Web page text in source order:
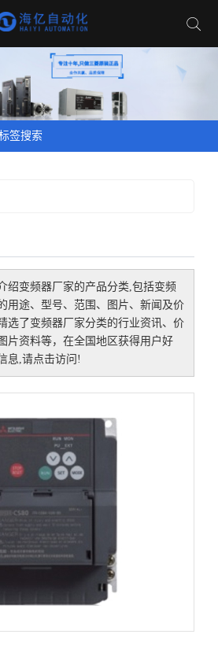
签搜索
绍变频器厂家的产品分类,包括变频
用途、型号、范围、图片、新闻及价
选了 变频器厂家分类的行业资讯、价
片资料等，在全国地区获得用户好
息,请点击访问!